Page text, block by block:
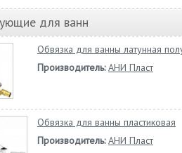
для ванн
Обвязка для ванны латунная
Производитель: АНИ Пласт
Обвязка для ванны пластиковая
Производитель: АНИ Пласт